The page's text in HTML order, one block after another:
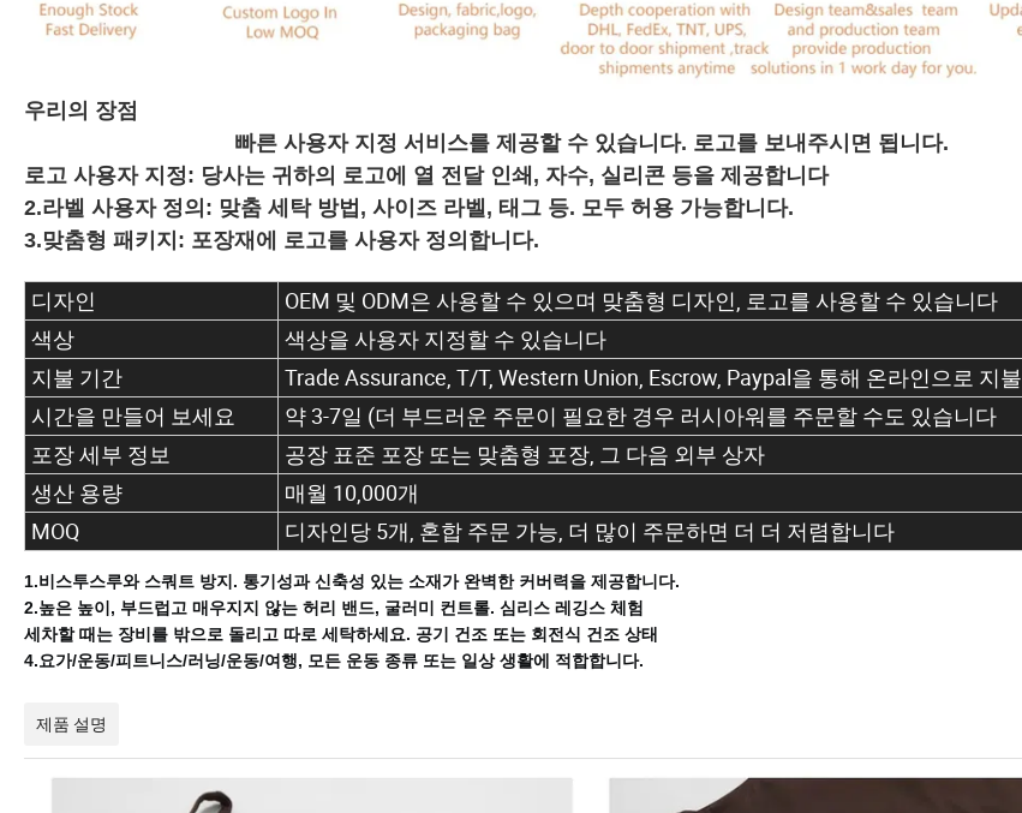
우리의 장점
빠른 사용자 지정 서비스를 제공할 수 있습니다. 로고를 보내주시면 됩니다.
로고 사용자 지정: 당사는 귀하의 로고에 열 전달 인쇄, 자수, 실리콘 등을 제공합니다
2.라벨 사용자 정의: 맞춤 세탁 방법, 사이즈 라벨, 태그 등. 모두 허용 가능합니다.
3.맞춤형 패키지: 포장재에 로고를 사용자 정의합니다.
디자인
OEM 및 ODM은 사용할 수 있으며 맞춤형 디자인, 로고를 사용할 수 있습니다
색상
색상을 사용자 지정할 수 있습니다
지불 기간
Trade Assurance, T/T, Western Union, Escrow, Paypal을 통해 온라인으로 지불
시간을 만들어 보세요
약 3-7일 (더 부드러운 주문이 필요한 경우 러시아워를 주문할 수도 있습니다
포장 세부 정보
공장 표준 포장 또는 맞춤형 포장, 그 다음 외부 상자
생산 용량
매월 10,000개
MOQ
디자인당 5개, 혼합 주문 가능, 더 많이 주문하면 더 더 저렴합니다
1.비스투스루와 스쿼트 방지. 통기성과 신축성 있는 소재가 완벽한 커버력을 제공합니다.
2.높은 높이, 부드럽고 매우지지 않는 허리 밴드, 굴러미 컨트롤. 심리스 레깅스 체험
세차할 때는 장비를 밖으로 돌리고 따로 세탁하세요. 공기 건조 또는 회전식 건조 상태
4.요가/운동/피트니스/러닝/운동/여행, 모든 운동 종류 또는 일상 생활에 적합합니다.
제품 설명